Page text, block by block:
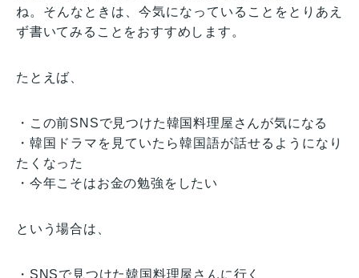
ね。そんなときは、今気になっていることをとりあえ
ず書いてみることをおすすめします。
たとえば、
・この前SNSで見つけた韓国料理屋さんが気になる
・韓国ドラマを見ていたら韓国語が話せるようになり
たくなった
・今年こそはお金の勉強をしたい
という場合は、
・SNSで見つけた韓国料理屋さんに行く